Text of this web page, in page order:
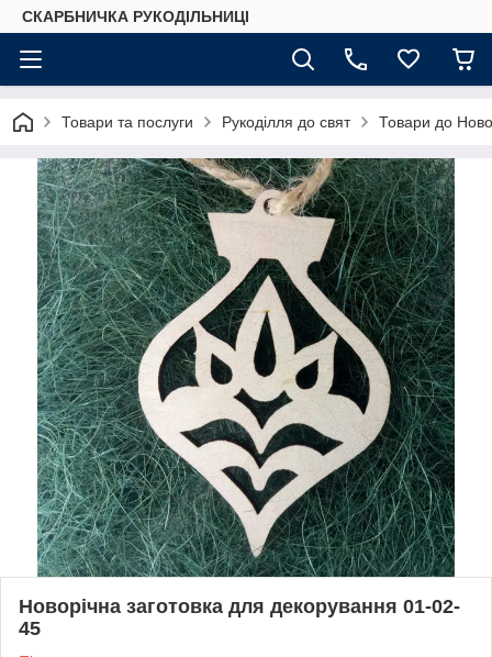
СКАРБНИЧКА РУКОДІЛЬНИЦІ
Товари та послуги Рукоділля до свят Товари до
Новорічна заготовка для декорування 01-02-
45